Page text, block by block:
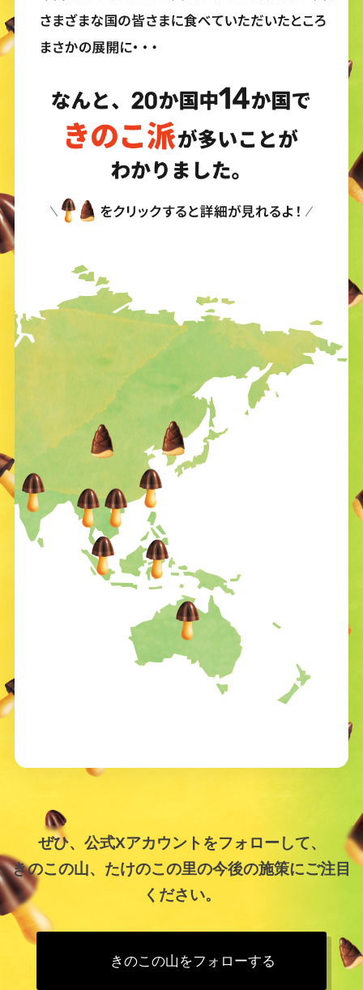
ぜひ、公式Xアカウントをフォローして、
きのこの山、たけのこの里の今後の施策にご注目
ください。
きのこの山をフォローする